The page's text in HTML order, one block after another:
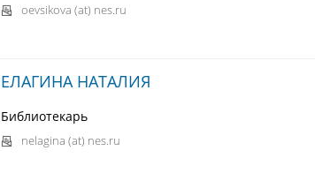
oevsikova (at) nes.ru
ЕЛАГИНА НАТАЛИЯ
Библиотекарь
nelagina (at) nes.ru